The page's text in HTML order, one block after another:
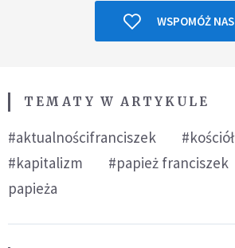
WSPOMÓŻ NAS
TEMATY W ARTYKULE
#aktualnościfranciszek
#kościół
#kapitalizm
#papież franciszek
papieża